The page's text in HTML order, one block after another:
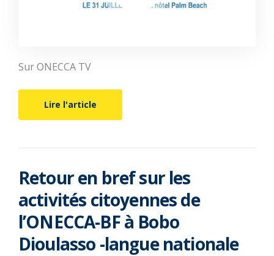
Sur ONECCA TV
Lire l'article
Retour en bref sur les
activités citoyennes de
l’ONECCA-BF à Bobo
Dioulasso -langue nationale